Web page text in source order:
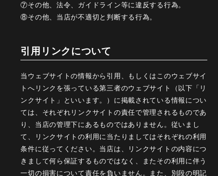
⑦その他、法令、ガイドライン等に違反する行為。
⑧その他、当店が不適切と判断する行為。
引用リンクについて
当ウェブサイトの情報から引用、もしくはこのウェブサイ
トへリンクを張っている第三者のウェブサイト（以下「リ
ンクサイト」といいます。）に掲載されている情報につい
ては、それぞれリンクサイトの責任で管理されるものであ
り、当店の管理下にあるものではありません。従いまし
て、リンクサイトの利用に当たりましてはそれぞれの利用
条件に従ってください。当店は、リンクサイトの内容につ
きまして何ら保証するものではなく、またその利用に伴う
一切の損害について責任を負いません。また、別段の明記